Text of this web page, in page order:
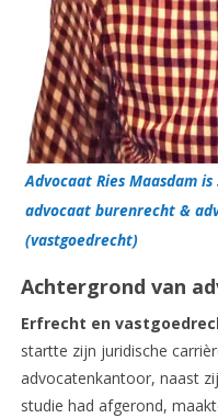
Advocaat Ries Maasdam
advocaat burenrecht &
(vastgoedrecht)
Achtergrond van
Erfrecht en
startte zijn juridische
advocatenkantoor, naast
studie had afgerond,